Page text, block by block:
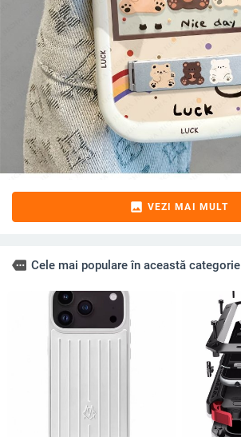
image VEZI MAI MULT
more Cele mai populare în această categorie